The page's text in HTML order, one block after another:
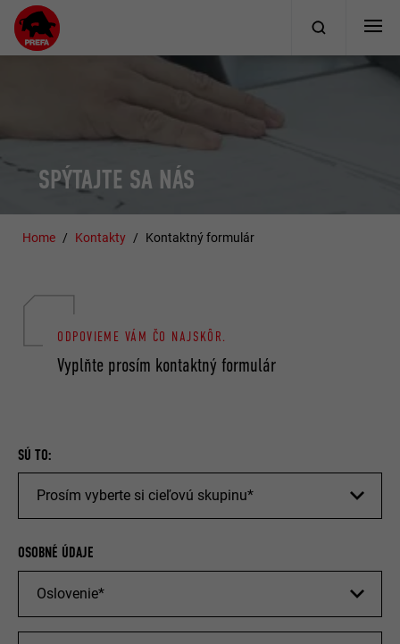
SPÝTAJTE SA NÁS
Home Kontakty Kontaktný formulár
Vyplňte prosím kontaktný formulár
ODPOVIEME VÁM ČO NAJSKÔR.
SÚ TO:
OSOBNÉ ÚDAJE